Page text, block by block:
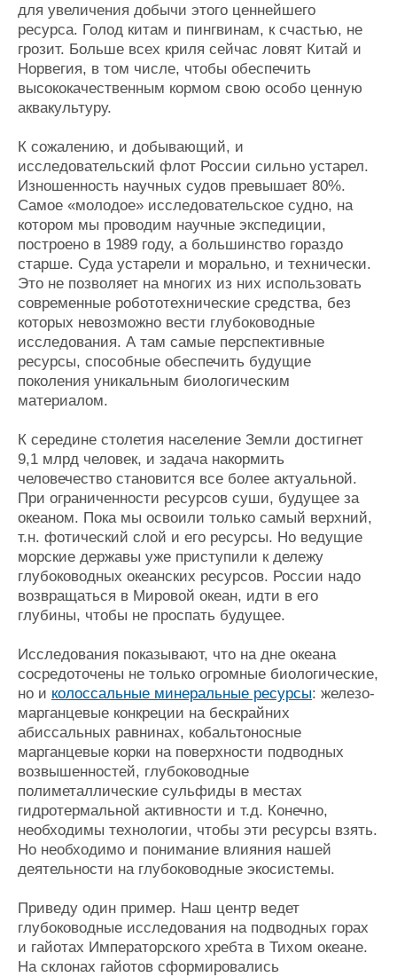
для увеличения добычи этого ценнейшего
ресурса. Голод китам и пингвинам, к счастью, не
грозит. Больше всех криля сейчас ловят Китай и
Норвегия, в том числе, чтобы обеспечить
высококачественным кормом свою особо ценную
аквакультуру.
К сожалению, и добывающий, и
исследовательский флот России сильно устарел.
Изношенность научных судов превышает 80%.
Самое «молодое» исследовательское судно, на
котором мы проводим научные экспедиции,
построено в 1989 году, а большинство гораздо
старше. Суда устарели и морально, и технически.
Это не позволяет на многих из них использовать
современные робототехнические средства, без
которых невозможно вести глубоководные
исследования. А там самые перспективные
ресурсы, способные обеспечить будущие
поколения уникальным биологическим
материалом.
К середине столетия население Земли достигнет
9,1 млрд человек, и задача накормить
человечество становится все более актуальной.
При ограниченности ресурсов суши, будущее за
океаном. Пока мы освоили только самый верхний,
т.н. фотический слой и его ресурсы. Но ведущие
морские державы уже приступили к дележу
глубоководных океанских ресурсов. России надо
возвращаться в Мировой океан, идти в его
глубины, чтобы не проспать будущее.
Исследования показывают, что на дне океана
сосредоточены не только огромные биологические,
но и колоссальные минеральные ресурсы: железо-
марганцевые конкреции на бескрайних
абиссальных равнинах, кобальтоносные
марганцевые корки на поверхности подводных
возвышенностей, глубоководные
полиметаллические сульфиды в местах
гидротермальной активности и т.д. Конечно,
необходимы технологии, чтобы эти ресурсы взять.
Но необходимо и понимание влияния нашей
деятельности на глубоководные экосистемы.
Приведу один пример. Наш центр ведет
глубоководные исследования на подводных горах
и гайотах Императорского хребта в Тихом океане.
На склонах гайотов сформировались